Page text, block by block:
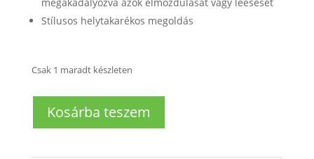
megakadályozva azok elmozdulását vagy leesését
Stílusos helytakarékos megoldás
Csak 1 maradt készleten
keretKosárba teszem